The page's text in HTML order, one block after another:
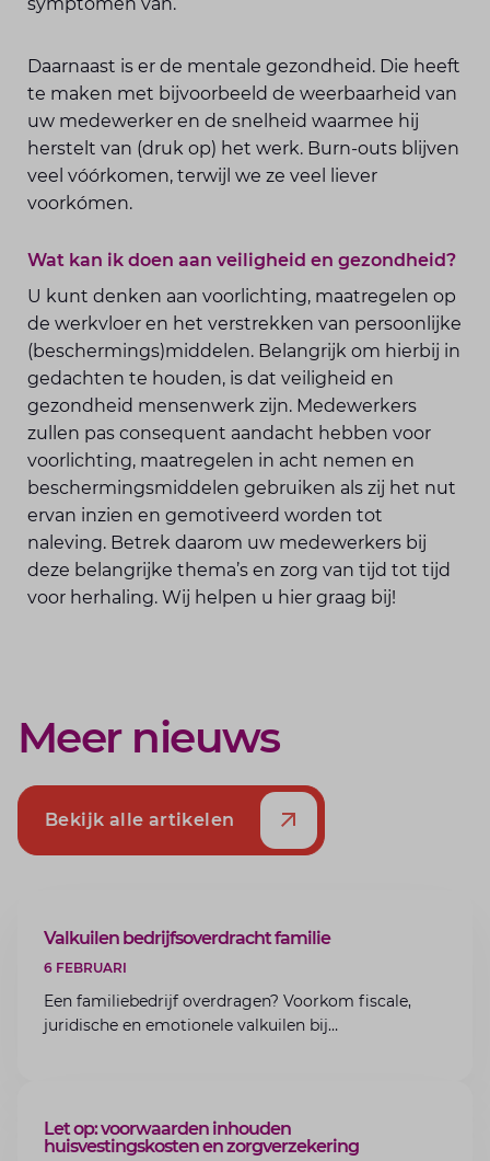
Daarnaast is er de mentale gezondheid. Die heeft
te maken met bijvoorbeeld de weerbaarheid van
uw medewerker en de snelheid waarmee hij
herstelt van (druk op) het werk. Burn-outs blijven
veel vóórkomen, terwijl we ze veel liever
voorkómen.
Wat kan ik doen aan veiligheid en gezondheid?
U kunt denken aan voorlichting, maatregelen op
de werkvloer en het verstrekken van persoonlijke
(beschermings)middelen. Belangrijk om hierbij in
gedachten te houden, is dat veiligheid en
gezondheid mensenwerk zijn. Medewerkers
zullen pas consequent aandacht hebben voor
voorlichting, maatregelen in acht nemen en
beschermingsmiddelen gebruiken als zij het nut
ervan inzien en gemotiveerd worden tot
naleving. Betrek daarom uw medewerkers bij
deze belangrijke thema’s en zorg van tijd tot tijd
voor herhaling. Wij helpen u hier graag bij!
Meer nieuws
Bekijk alle artikelen
ARTIKEL
Valkuilen bedrijfsoverdracht familie
6 FEBRUARI
Een familiebedrijf overdragen? Voorkom fiscale,
juridische en emotionele valkuilen bij
ARTIKEL
Let op: voorwaarden inhouden
huisvestingskosten en zorgverzekering